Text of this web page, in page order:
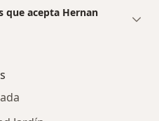
que acepta Hernan